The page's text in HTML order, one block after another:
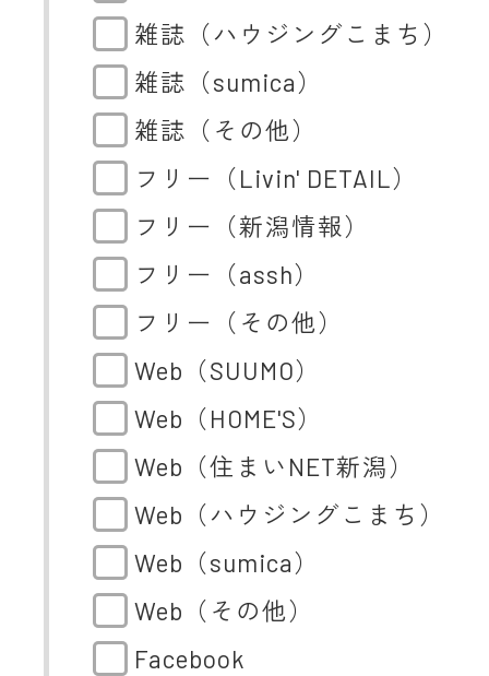
雑誌（ハウジングこまち）
雑誌（sumica）
雑誌（その他）
フリー（Livin' DETAIL）
フリー（新潟情報）
フリー（assh）
フリー（その他）
Web（SUUMO）
Web（HOME'S）
Web（住まいNET新潟）
Web（ハウジングこまち）
Web（sumica）
Web（その他）
Facebook